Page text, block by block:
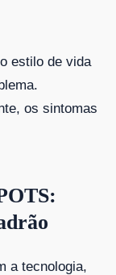
estilo de vida
os sintomas
a tecnologia,